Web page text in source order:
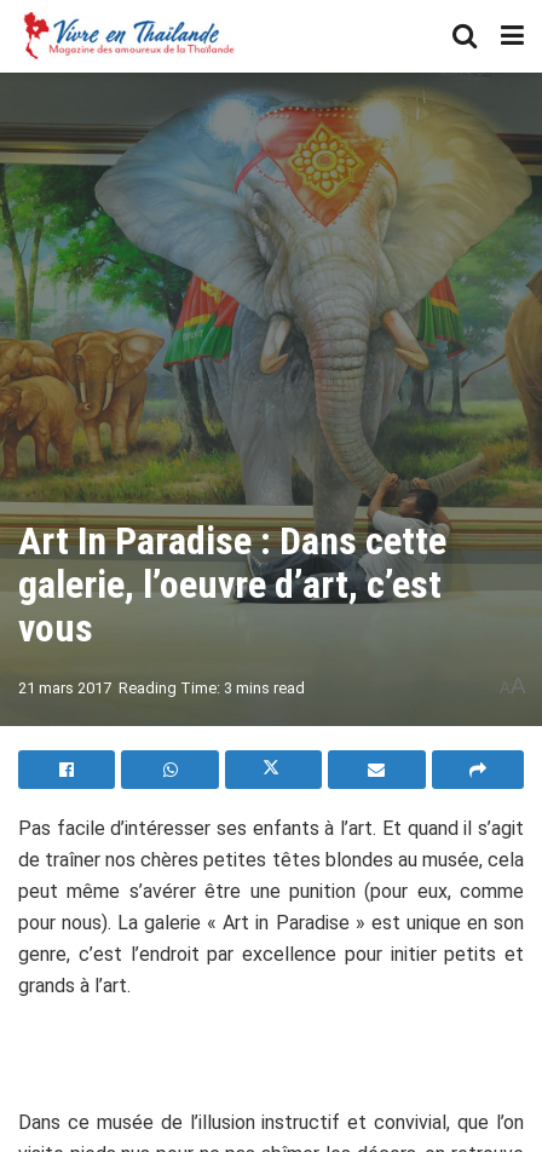
Art In Paradise : Dans cette
galerie, l’oeuvre d’art, c’est
vous
21 mars 2017 Reading Time: 3 mins read AA
Pas facile d’intéresser ses enfants à l’art. Et quand il s’agit
de traîner nos chères petites têtes blondes au musée, cela
peut même s’avérer être une punition (pour eux, comme
pour nous). La galerie « Art in Paradise » est unique en son
genre, c’est l’endroit par excellence pour initier petits et
grands à l’art.
Dans ce musée de l’illusion instructif et convivial, que l’on